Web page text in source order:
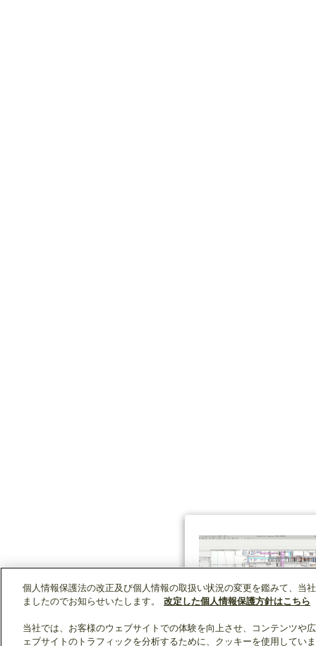
個人情報保護法の改正及び個人情報の取扱い状況の変更を鑑みて、当
ましたのでお知らせいたします。
改定した個人情報保護方針はこちら
当社では、お客様のウェブサイトでの体験を向上させ、コンテンツや
ェブサイトのトラフィックを分析するために、クッキーを使用してい